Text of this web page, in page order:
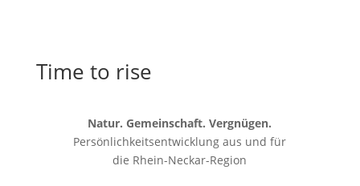
Time to rise
Natur. Gemeinschaft. Vergnügen.
Persönlichkeitsentwicklung aus und für
die Rhein-Neckar-Region